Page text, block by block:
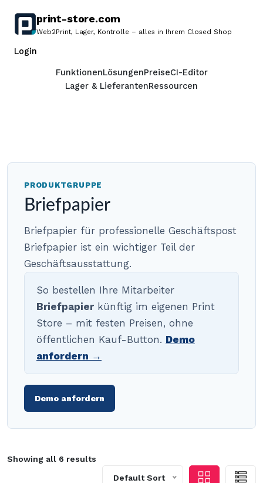
print-
Startseite
print-store.com
Web2Print, Lager, Kontrolle – alles in Ihrem Closed Shop
FunktionenLösungenPreiseCI-Editor
Lager & LieferantenRessourcen
Login
PRODUKTGRUPPE
Briefpapier
Briefpapier für professionelle Geschäftspost
Briefpapier ist ein wichtiger Teil der
Geschäftsausstattung.
So bestellen Ihre Mitarbeiter
Briefpapier künftig im eigenen Print
Store – mit festen Preisen, ohne
öffentlichen Kauf-Button. Demo
anfordern →
Demo anfordern
Showing all 6 results
Default Sort